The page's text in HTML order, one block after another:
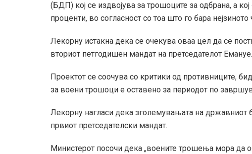
(БДП) кој се издвојува за трошоците за одбрана, а
проценти, во согласност со тоа што го бара
Лекорну истакна дека се очекува оваа цел да се
вториот петгодишен мандат на претседателот
Проектот се соочува со критики од противниците,
за воени трошоци е оставено за периодот по
Лекорну нагласи дека зголемувањата на државниот
првиот претседателски мандат.
Министерот посочи дека „воените трошења мора да